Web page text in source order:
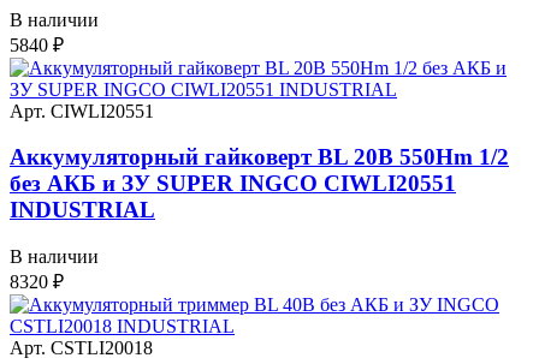
В наличии
5840 ₽
Арт. CIWLI20551
Аккумуляторный гайковерт BL 20В 550Hm 1/2
без АКБ и ЗУ SUPER INGCO CIWLI20551
INDUSTRIAL
В наличии
8320 ₽
Арт. CSTLI20018